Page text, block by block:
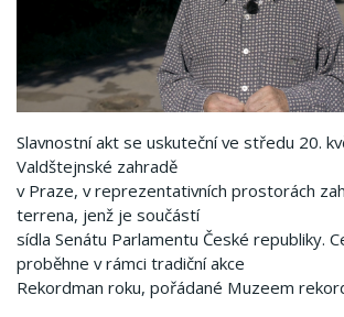
Slavnostní akt se uskuteční ve středu 20.
Valdštejnské zahradě
v Praze, v reprezentativních prostorách
terrena, jenž je součástí
sídla Senátu Parlamentu České republiky.
proběhne v rámci tradiční akce
Rekordman roku, pořádané Muzeem